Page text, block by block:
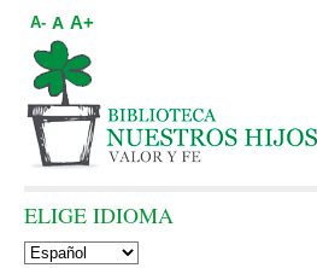
A- A A+
ELIGE IDIOMA